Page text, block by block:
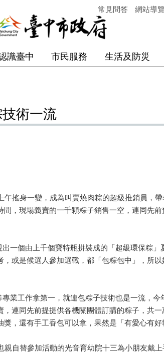
常見問答 網站導
識臺中 市民服務 生活及防災
術一流
搖身一變，成為叫賣燒肉粽的超級推銷員，
，現場義賣的一千顆粽子銷售一空，連同先
一個由上千個寶特瓶拼裝成的「超級環保粽
或是候選人參加選戰，都「包粽包中」，所
業工作拿第一，就連包粽子技術也是一流，
連同先前提提供各機關團體訂購的粽子，共
，還有手工香包可以拿，果然是「有愛心有
自替參加活動的光音育幼院十三為小朋友戴